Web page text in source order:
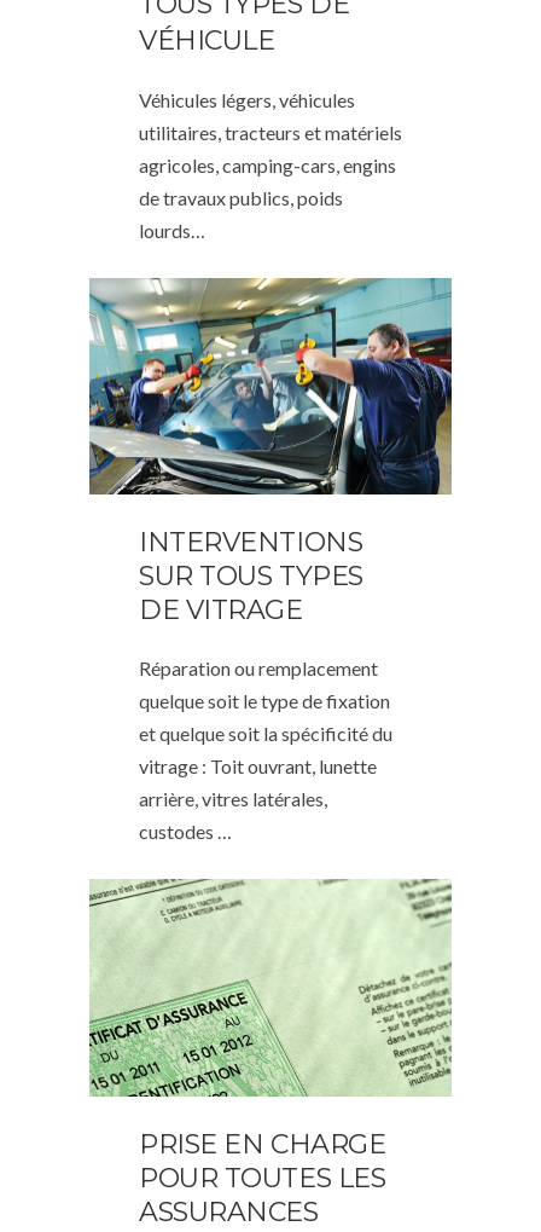
VÉHICULE
Véhicules légers, véhicules
utilitaires, tracteurs et matériels
agricoles, camping-cars, engins
de travaux publics, poids
lourds…
INTERVENTIONS
SUR TOUS TYPES
DE VITRAGE
Réparation ou remplacement
quelque soit le type de fixation
et quelque soit la spécificité du
vitrage : Toit ouvrant, lunette
arrière, vitres latérales,
custodes …
PRISE EN CHARGE
POUR TOUTES LES
ASSURANCES